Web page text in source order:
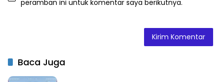
peramban ini untuk komentar saya berikutnya.
Baca Juga